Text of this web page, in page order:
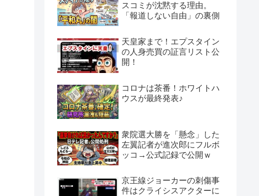
スコミが沈黙する理由。
「報道しない自由」の裏側
天皇家まで！エプスタイン
の人身売買の証言リスト公
開！
コロナは茶番！ホワイトハ
ウスが最終発表♪
衆院選大勝を「懸念」した
左翼記者が進次郎にフルボ
ッコ→公式記録で公開ｗ
京王線ジョーカーの刺傷事
件はクライシスアクターに